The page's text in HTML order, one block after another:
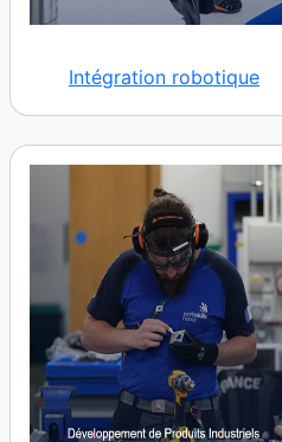
Intégration robotique